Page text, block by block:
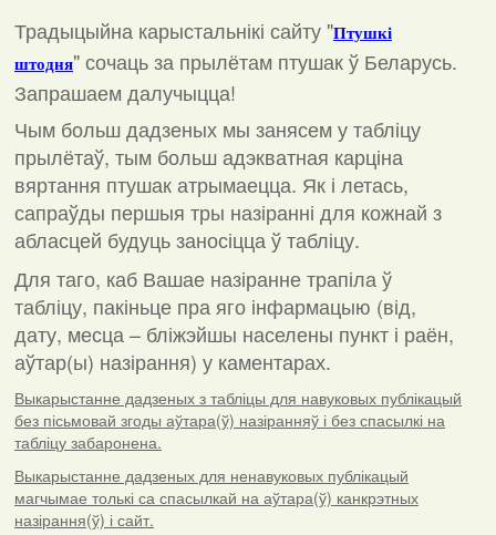
Традыцыйна карыстальнікі сайту "Птушкі
штодня"сочаць за прылётам птушак ў Беларусь.
Запрашаем далучыцца!
Чым больш дадзеных мы занясем у табліцу
прылётаў, тым больш адэкватная карціна
вяртання птушак атрымаецца. Як і летась,
сапраўды першыя тры назіранні для кожнай з
абласцей будуць заносіцца ў табліцу.
Для таго, каб Вашае назіранне трапіла ў
табліцу, пакіньце пра яго інфармацыю (від,
дату, месца – бліжэйшы населены пункт і раён,
аўтар(ы) назірання) у каментарах.
Выкарыстанне дадзеных з табліцы для навуковых публікацый
без пісьмовай згоды аўтара(ў) назіранняў і без спасылкі на
табліцу забаронена.
Выкарыстанне дадзеных для ненавуковых публікацый
магчымае толькі са спасылкай на аўтара(ў) канкрэтных
назірання(ў) і сайт.